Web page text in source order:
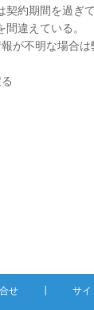
契約期間を過ぎて
間違えている。
が不明な場合は
せ サイ